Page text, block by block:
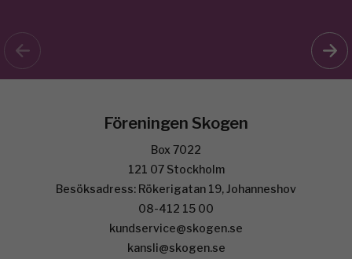
Föreningen Skogen
Box 7022
121 07 Stockholm
Besöksadress: Rökerigatan 19, Johanneshov
08-412 15 00
kundservice@skogen.se
kansli@skogen.se